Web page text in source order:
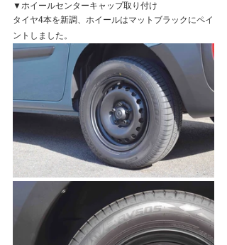
▼ホイールセンターキャップ取り付け
タイヤ4本を新調、ホイールはマットブラックにペイ
ントしました。